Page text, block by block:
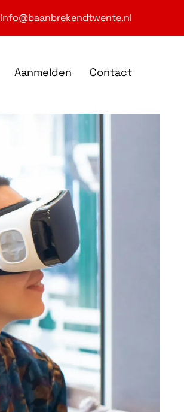
info@baanbrekendtwente.nl
Aanmelden Contact